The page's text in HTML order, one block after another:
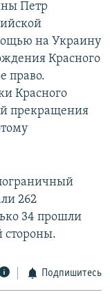
Петр
на Украину
Красного
право.
Красного
прекращения
262
34 прошли
стороны.
Подпишитесь